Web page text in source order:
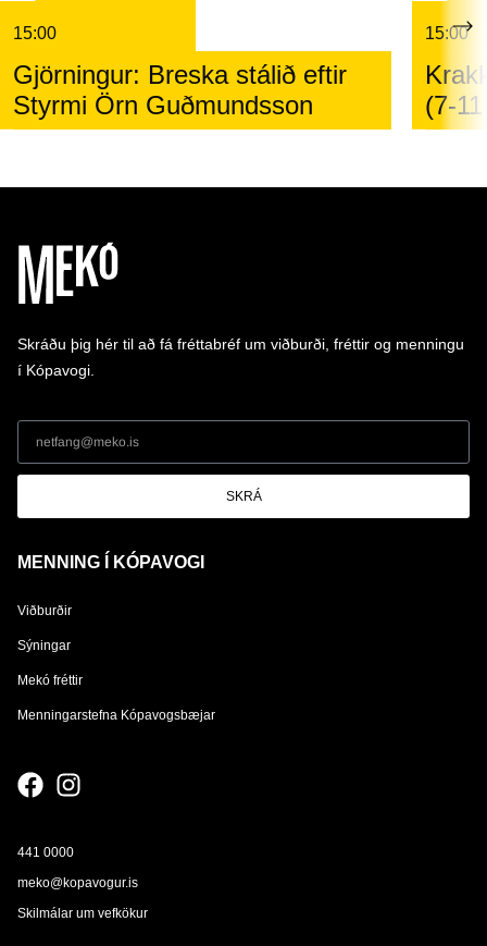
15:00
Gjörningur: Breska stálið eftir
Styrmi Örn Guðmundsson
15:00
(7-
Skráðu þig hér til að fá fréttabréf um viðburði, fréttir og menningu
í Kópavogi.
SKRÁ
MENNING Í KÓPAVOGI
Viðburðir
Sýningar
Mekó fréttir
Menningarstefna Kópavogsbæjar
441 0000
meko@kopavogur.is
Skilmálar um vefkökur